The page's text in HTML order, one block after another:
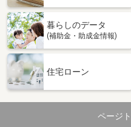
暮らしのデータ
(補助金・助成金情報)
住宅ローン
ページ